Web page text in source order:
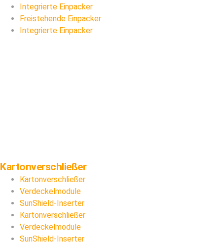
Integrierte Einpacker
Freistehende Einpacker
Integrierte Einpacker
Kartonverschließer
Kartonverschließer
Verdeckelmodule
SunShield-Inserter
Kartonverschließer
Verdeckelmodule
SunShield-Inserter